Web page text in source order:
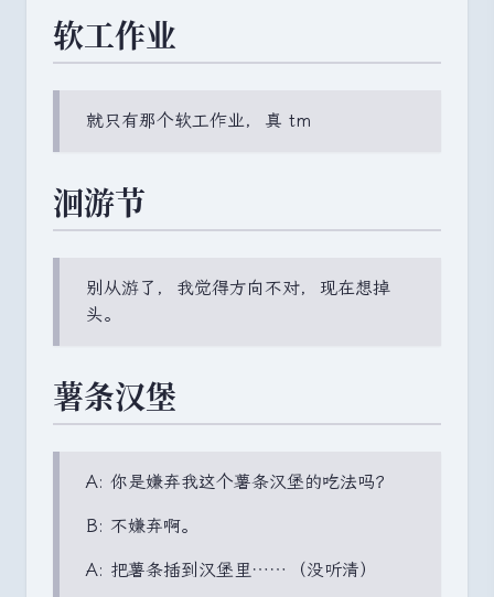
软工作业
就只有那个软工作业， 真 tm
洄游节
别从游了 ， 我觉得方向不对，
现在想掉
头。
薯条汉堡
A: 你是嫌弃我这个薯条汉堡的吃法吗？
B: 不嫌弃啊。
A: 把薯条插到汉堡里…… （没听清）